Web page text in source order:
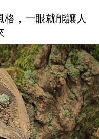
，一眼就能讓人